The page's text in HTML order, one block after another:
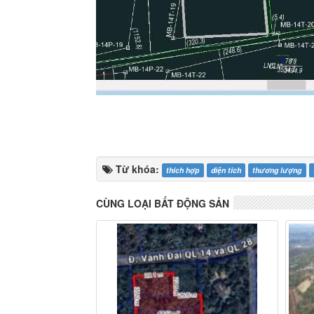
Từ khóa: thích hợp diện tích thương lượng
CÙNG LOẠI BẤT ĐỘNG SẢN